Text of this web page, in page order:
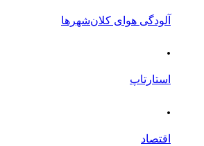
آلودگی هوای کلان‌شهرها
.
استارتاپ
.
اقتصاد